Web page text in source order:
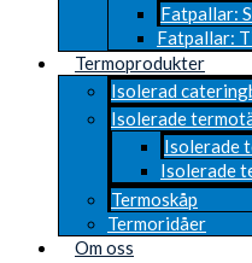
Fatpallar:
Fatpallar:
Termoprodukter
Isolerad
Isolerade
Isolerade
Isolerade
Termoskåp
Termoridåer
Om oss